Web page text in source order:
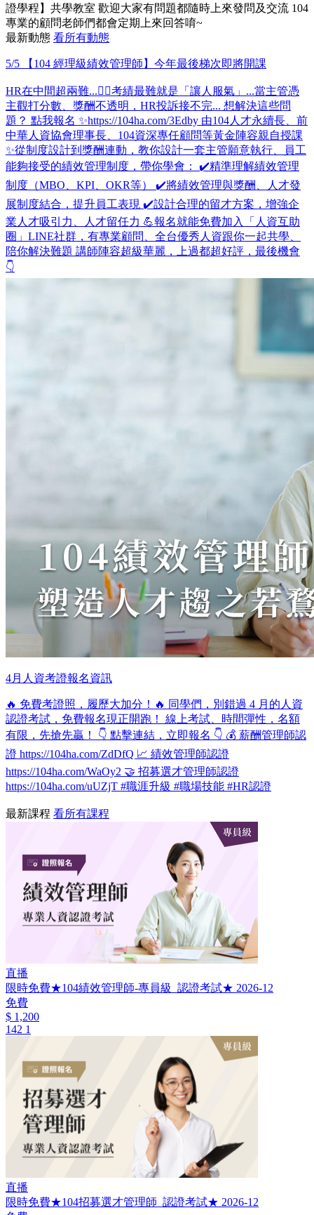
證學程】共學教室 歡迎大家有問題都隨時上來發問及交流 104
專業的顧問老師們都會定期上來回答唷~
最新動態 看所有動態
5/5 【104 經理級績效管理師】今年最後梯次即將開課
HR在中間超兩難...😵‍💫考績最難就是「讓人服氣」...當主管憑
主觀打分數、獎酬不透明，HR投訴接不完... 想解決這些問
題？ 點我報名 ✨https://104ha.com/3Edby 由104人才永續長、前
中華人資協會理事長、104資深專任顧問等黃金陣容親自授課
✨從制度設計到獎酬連動，教你設計一套主管願意執行、員工
能夠接受的績效管理制度，帶你學會： ✔️精準理解績效管理
制度（MBO、KPI、OKR等） ✔️將績效管理與獎酬、人才發
展制度結合，提升員工表現 ✔️設計合理的留才方案，增強企
業人才吸引力、人才留任力 💪報名就能免費加入「人資互助
圈」LINE社群，有專業顧問、全台優秀人資跟你一起共學、
陪你解決難題 講師陣容超級華麗，上過都超好評，最後機會
👇
4月人資考證報名資訊
🔥 免費考證照，履歷大加分！🔥 同學們，別錯過 4 月的人資
認證考試，免費報名現正開跑！ 線上考試、時間彈性，名額
有限，先搶先贏！ 👇 點擊連結，立即報名 👇 💰 薪酬管理師認
證 https://104ha.com/ZdDfQ 📈 績效管理師認證
https://104ha.com/WaOy2 🤝 招募選才管理師認證
https://104ha.com/uUZjT #職涯升級 #職場技能 #HR認證
最新課程 看所有課程
直播
限時免費★104績效管理師-專員級_認證考試★ 2026-12
免費
$ 1,200
142 1
直播
限時免費★104招募選才管理師_認證考試★ 2026-12